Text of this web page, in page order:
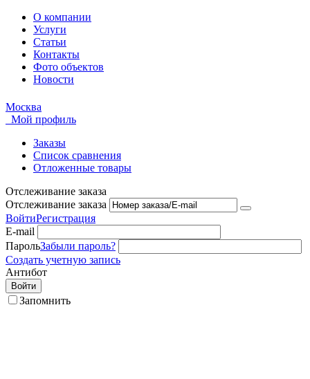
О компании
Услуги
Статьи
Контакты
Фото объектов
Новости
Москва
Мой профиль
Заказы
Список сравнения
Отложенные товары
Отслеживание заказа
Отслеживание заказа
ВойтиРегистрация
E-mail
ПарольЗабыли пароль?
Создать учетную запись
Антибот
Войти
Запомнить